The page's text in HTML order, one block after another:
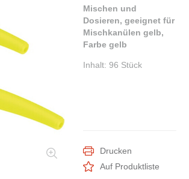
Mischen und
Dosieren, geeignet für
Mischkanülen gelb,
Farbe gelb
Inhalt: 96 Stück
Drucken
Auf Produktliste